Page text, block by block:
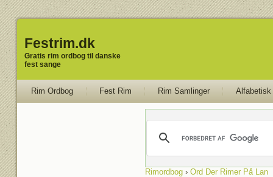
Festrim.dk
Gratis rim ordbog til danske
fest sange
Rim Ordbog Fest Rim Rim Samlinger Alfabetisk
Rimordbog› Ord Der Rimer På Lan